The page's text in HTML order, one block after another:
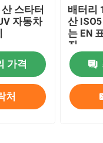
를 이끄세요
터리를 이끄세요
터리
스타터
자동차
가격
처
배터리
산
는 EN 표준 75
진